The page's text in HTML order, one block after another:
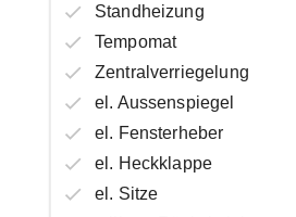
Standheizung
Tempomat
Zentralverriegelung
el. Aussenspiegel
el. Fensterheber
el. Heckklappe
el. Sitze